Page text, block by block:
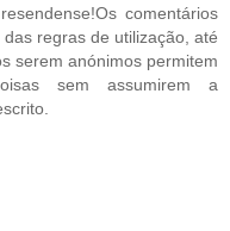
comentários
regras de utilização, até
serem anónimos permitem
sem assumirem a